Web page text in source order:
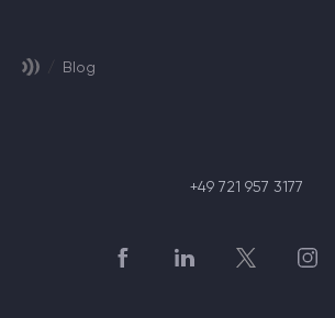
Blog
+49 721 957 3177